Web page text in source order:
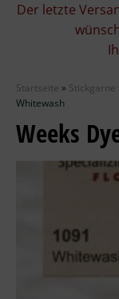
Mill Hill Beads
Wolle
Stricknadeln
Knüpfpackungen
Ausverkauf
Der letzte
Startseite » Stickgarne
Whitewash
Weeks